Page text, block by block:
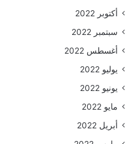
أكتوبر 2022
سبتمبر 2022
أغسطس 2022
يوليو 2022
يونيو 2022
مايو 2022
أبريل 2022